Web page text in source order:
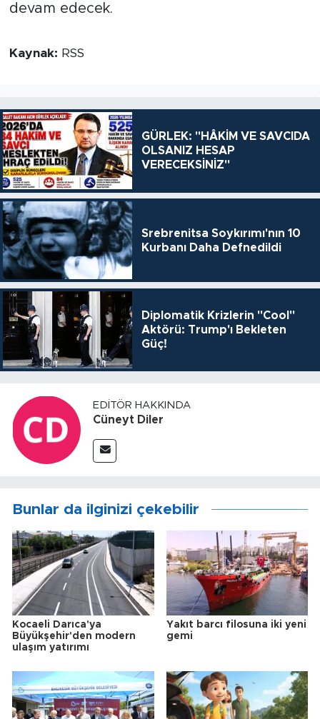
devam edecek.
Kaynak: RSS
GÜRLEK: "HÂKİM VE SAVCIDA
OLSANIZ HESAP
VERECEKSİNİZ"
Srebrenitsa Soykırımı'nın 10
Kurbanı Daha Defnedildi
Diplomatik Krizlerin "Cool"
Aktörü: Trump'ı Bekleten
Güç!
EDITÖR HAKKINDA
Cüneyt Diler
Bunlar da ilginizi çekebilir
Kocaeli Darıca'ya
Büyükşehir'den modern
ulaşım yatırımı
Yakıt barcı filosuna iki yeni
gemi